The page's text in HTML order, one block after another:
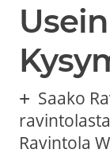
Saako
Ravintola